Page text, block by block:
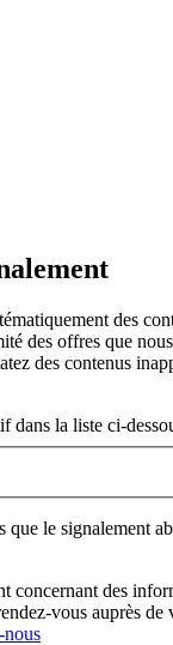
des
des offres que
des contenus
dans la liste ci-
que le signalement
concernant des
vous auprès de
nous